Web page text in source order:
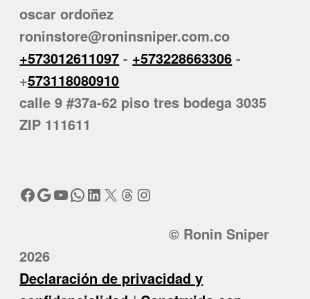
oscar ordoñez
roninstore@roninsniper.com.co
+573012611097 - +573228663306 -
+573118080910
calle 9 #37a-62 piso tres bodega 3035
ZIP 111611
Facebook
Google
YouTube
WhatsApp
LinkedIn
X Threads
Instagram
© Ronin Sniper
2026
Declaración de privacidad y